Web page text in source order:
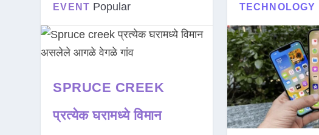
EVENT Popular
SPRUCE CREEK
प्रत्येक घरामध्ये विमान
TECHNOLOGY